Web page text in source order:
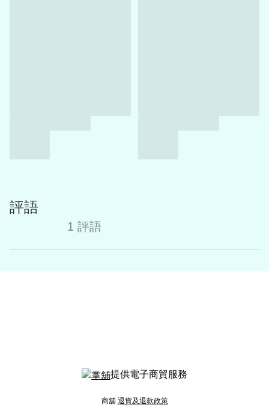
評語
1 評語
提供電子商貿服務
商舖 退貨及退款政策